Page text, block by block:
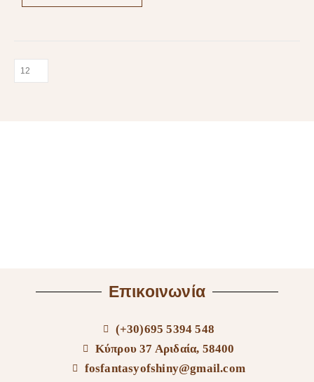
Επικοινωνία
(+30)695 5394 548
Κύπρου 37 Αριδαία, 58400
fosfantasyofshiny@gmail.com